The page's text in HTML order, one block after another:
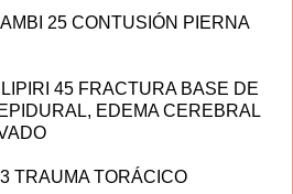
25 CONTUSIÓN PIERNA
45 FRACTURA BASE DE
EDEMA CEREBRAL
TRAUMA TORÁCICO